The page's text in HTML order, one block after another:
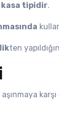
kasa tipidir.
ten
karşı